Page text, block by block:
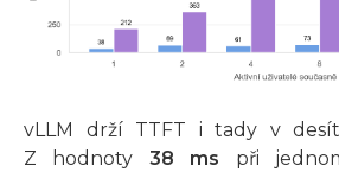
vLLM drží TTFT i tady v
Z hodnoty 38 ms při